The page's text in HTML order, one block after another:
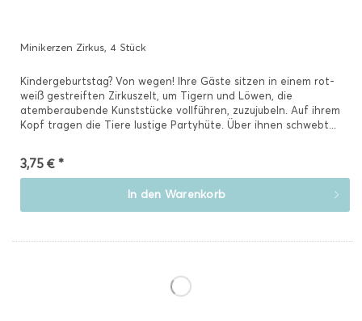
Minikerzen Zirkus, 4 Stück
Kindergeburtstag? Von wegen! Ihre Gäste sitzen in einem rot-
weiß gestreiften Zirkuszelt, um Tigern und Löwen, die
atemberaubende Kunststücke vollführen, zuzujubeln. Auf ihrem
Kopf tragen die Tiere lustige Partyhüte. Über ihnen schwebt...
3,75 € *
In den Warenkorb